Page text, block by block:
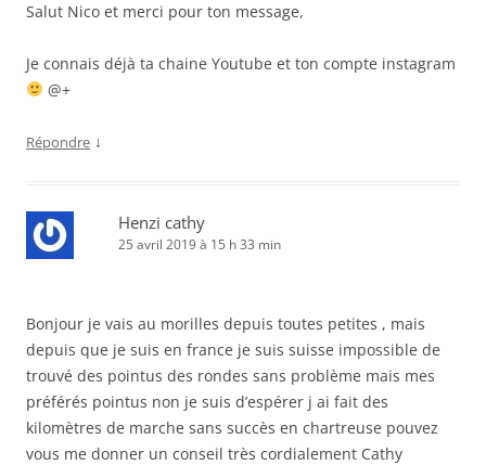
Salut Nico et merci pour ton message,
Je connais déjà ta chaine Youtube et ton compte instagram
@+
Répondre ↓
Henzi cathy
25 avril 2019 à 15 h 33 min
Bonjour je vais au morilles depuis toutes petites , mais
depuis que je suis en france je suis suisse impossible de
trouvé des pointus des rondes sans problème mais mes
préférés pointus non je suis d’espérer j ai fait des
kilomètres de marche sans succès en chartreuse pouvez
vous me donner un conseil très cordialement Cathy